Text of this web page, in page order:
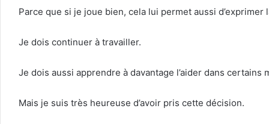
Parce que si je joue bien, cela lui permet aussi
Je dois continuer à travailler.
Je dois aussi apprendre à davantage l’aider dans certains
Mais je suis très heureuse d’avoir pris cette décision.